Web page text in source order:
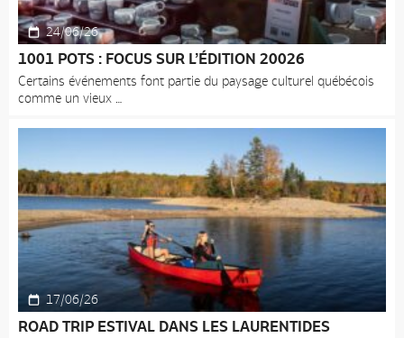
24/06/26
1001 POTS : FOCUS SUR L’ÉDITION 20026
Certains événements font partie du paysage culturel québécois
comme un vieux
17/06/26
ROAD TRIP ESTIVAL DANS LES LAURENTIDES